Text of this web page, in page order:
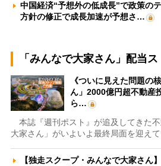
中国経済“予想外の低成長”で政策の
方針の修正で成長加速が予想さ…
「みんなで大家さん」配当
《ついに見えた問題の
ん」2000億円超不動産
ら…
本誌『週刊ポスト』が追及してきた
大家さん」がいよいよ最終局面を迎え
【独走スクープ・みんなで大家さん